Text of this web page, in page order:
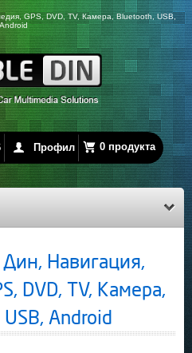
GPS, DVD, TV, Камера, Bluetooth, USB,
Android
Профил 0 продукта
Навигация,
DVD, TV, Камера,
Android